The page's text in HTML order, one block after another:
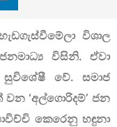
විශාල
විසිනි. ඒවා
සුවිශේෂී වේ. සමාජ
‘අල්ගොරිදම්’ ජන
කෙරෙනු හඳුනා